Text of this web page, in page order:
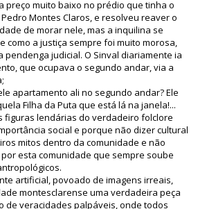
preço muito baixo no prédio que tinha o
Montes Claros, e resolveu reaver o
de morar nele, mas a inquilina se
como a justiça sempre foi muito morosa,
judicial. O Sinval diariamente ia
que ocupava o segundo andar, via a
apartamento ali no segundo andar? Ele
Filha da Puta que está lá na janela!...
figuras lendárias do verdadeiro folclore
social e porque não dizer cultural
mitos dentro da comunidade e não
esta comunidade que sempre soube
artificial, povoado de imagens irreais,
montesclarense uma verdadeira peça
de veracidades palpáveis, onde todos